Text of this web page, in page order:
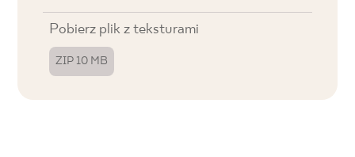
Pobierz plik z teksturami
ZIP 10 MB